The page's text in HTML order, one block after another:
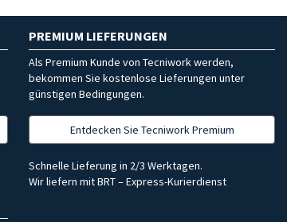
PREMIUM LIEFERUNGEN
Als Premium Kunde von Tecniwork werden,
bekommen Sie kostenlose Lieferungen unter
günstigen Bedingungen.
Entdecken Sie Tecniwork Premium
Schnelle Lieferung in 2/3 Werktagen.
Wir liefern mit BRT – Express-Kurierdienst